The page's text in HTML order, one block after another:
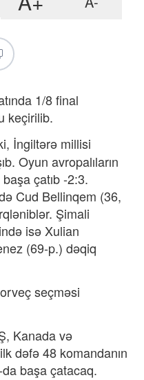
1/8 final
keçirilib.
İngiltərə millisi
Oyun avropalıların
çatıb -2:3.
Cud Bellinqem (36,
Şimali
isə Xulian
(69-p.) dəqiq
seçməsi
Kanada və
dəfə 48 komandanın
başa çatacaq.